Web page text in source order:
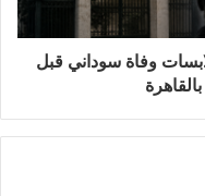
وفاة سوداني قبل